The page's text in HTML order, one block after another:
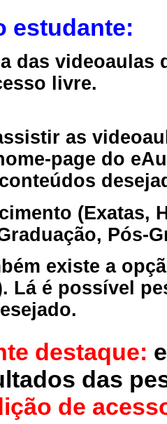
estudante:
das videoaulas
livre.
as
page do
(Exatas,
Pós-
existe a
Lá é possível
destaque:
das
de